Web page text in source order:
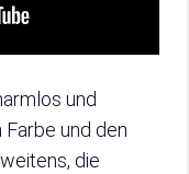
und
Farbe und den
die